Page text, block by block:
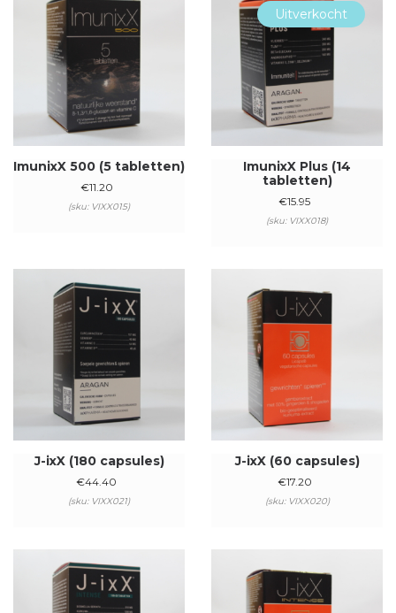
ImunixX 500 (5 tabletten)
€11.20
(sku: VIXX015)
Uitverkocht
ImunixX Plus (14
tabletten)
€15.95
(sku: VIXX018)
J-ixX (180 capsules)
€44.40
(sku: VIXX021)
J-ixX (60 capsules)
€17.20
(sku: VIXX020)